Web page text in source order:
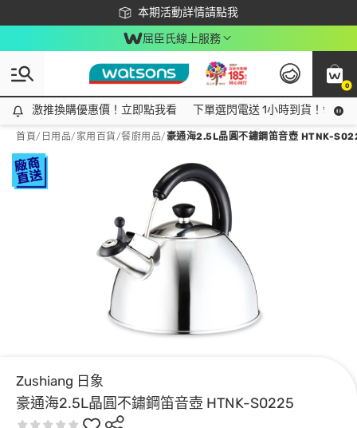
本期活動詳情請點我
下載app最高回饋$350
屈臣氏線上服務
0
激推換購優惠價！立即點我看
激推換購優惠價！立即點我看 下單選閃電送 1小時到貨！領神
首頁/ 日用品/ 家用百貨/餐廚用品/豪通海2.5L晶圓不鏽鋼笛音壺 HTNK-
Zushiang 日象
豪通海2.5L晶圓不鏽鋼笛音壺 HTNK-S0225